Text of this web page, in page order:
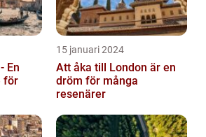
En
för
15 januari 2024
Att åka till London är en
dröm för många
resenärer